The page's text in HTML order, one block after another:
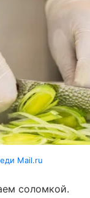
Mail.ru
соломкой.